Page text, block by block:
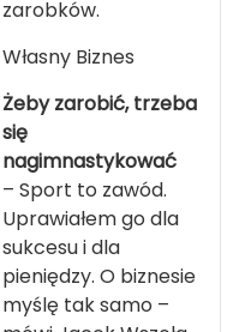
zarobków.
Własny Biznes
Żeby zarobić, trzeba
się
nagimnastykować
– Sport to zawód.
Uprawiałem go dla
sukcesu i dla
pieniędzy. O biznesie
myślę tak samo –